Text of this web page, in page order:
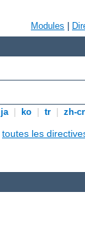
Modules
ja ko tr zh-
toutes les